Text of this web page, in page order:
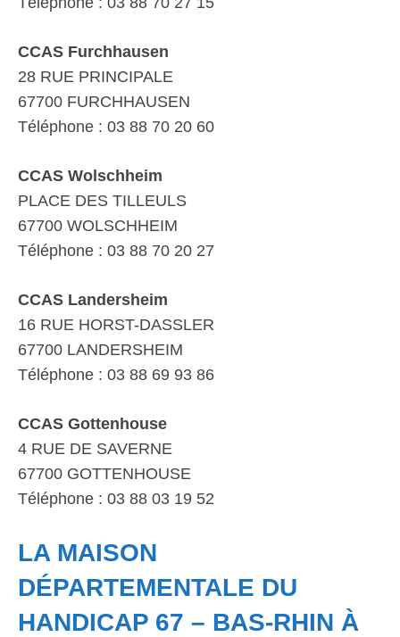
CCAS Furchhausen
28 RUE PRINCIPALE
67700 FURCHHAUSEN
Téléphone : 03 88 70 20 60
CCAS Wolschheim
PLACE DES TILLEULS
67700 WOLSCHHEIM
Téléphone : 03 88 70 20 27
CCAS Landersheim
16 RUE HORST-DASSLER
67700 LANDERSHEIM
Téléphone : 03 88 69 93 86
CCAS Gottenhouse
4 RUE DE SAVERNE
67700 GOTTENHOUSE
Téléphone : 03 88 03 19 52
LA MAISON
DÉPARTEMENTALE DU
HANDICAP 67 – BAS-RHIN À